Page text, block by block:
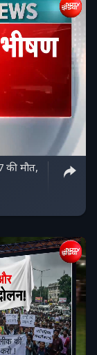
की मौत,